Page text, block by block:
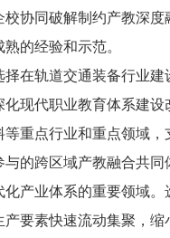
校协同破解制约产教深
的经验和示范。
择在轨道交通装备行业
化现代职业教育体系建
等重点行业和重点领域
与的跨区域产教融合共
化产业体系的重要领域
产要素快速流动集聚，